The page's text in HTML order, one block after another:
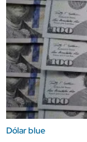
Dólar blue